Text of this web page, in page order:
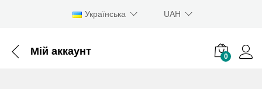
Українська UAH
Мій аккаунт 0